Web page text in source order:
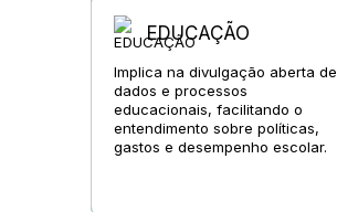
EDUCAÇÃO
Implica na divulgação aberta de
dados e processos
educacionais, facilitando o
entendimento sobre políticas,
gastos e desempenho escolar.